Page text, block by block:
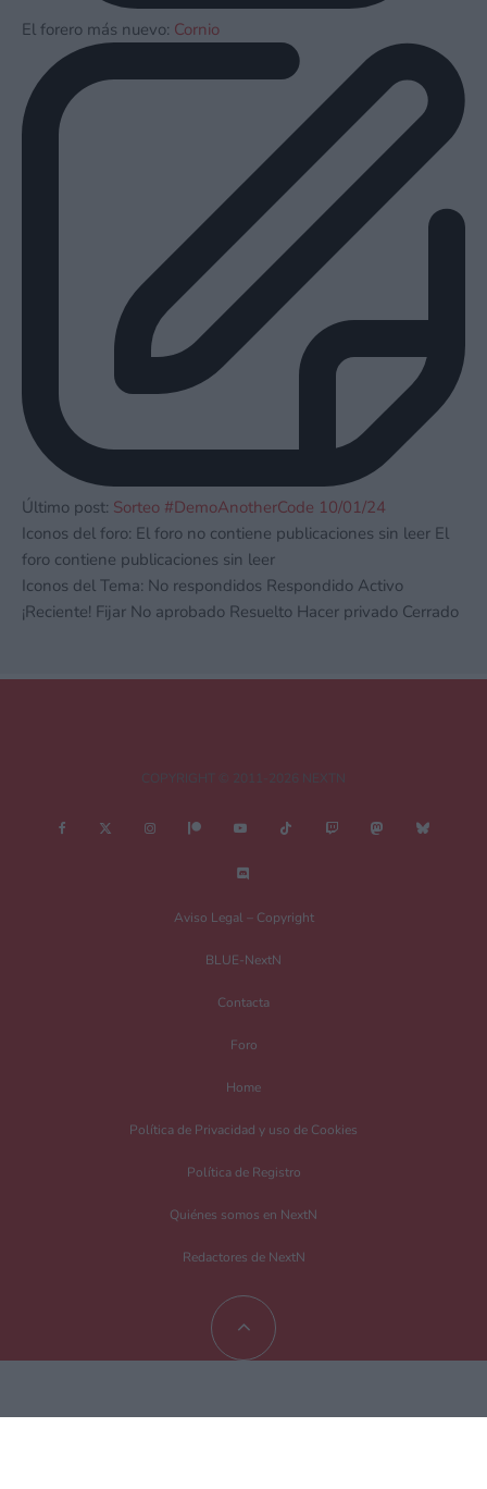
El forero más nuevo: Cornio
Último post: Sorteo #DemoAnotherCode 10/01/24
Iconos del foro: El foro no contiene publicaciones sin leer El
foro contiene publicaciones sin leer
Iconos del Tema: No respondidos Respondido Activo
¡Reciente! Fijar No aprobado Resuelto Hacer privado Cerrado
Aviso Legal – Copyright
BLUE-NextN
Contacta
Foro
Home
Política de Privacidad y uso de Cookies
Política de Registro
Quiénes somos en NextN
Redactores de NextN